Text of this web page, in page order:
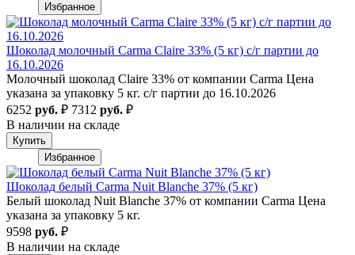
Избранное
Шоколад молочный Carma Claire 33% (5 кг) с/г партии до
16.10.2026
Молочный шоколад Claire 33% от компании Carma Цена
указана за упаковку 5 кг. с/г партии до 16.10.2026
6252 руб. ₽ 7312 руб. ₽
В наличии на складе
Купить
Избранное
Шоколад белый Carma Nuit Blanche 37% (5 кг)
Белый шоколад Nuit Blanche 37% от компании Carma Цена
указана за упаковку 5 кг.
9598 руб. ₽
В наличии на складе